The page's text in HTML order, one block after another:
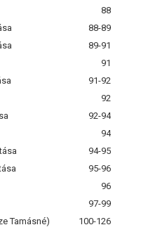
88
88-89
89-91
91
91-92
92
92-94
94
94-95
95-96
96
97-99
Tamásné)
100-126